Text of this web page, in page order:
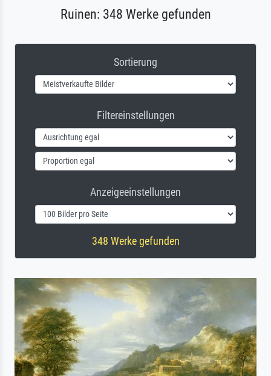
Ruinen: 348 Werke gefunden
Sortierung
Filtereinstellungen
Anzeigeeinstellungen
348 Werke gefunden